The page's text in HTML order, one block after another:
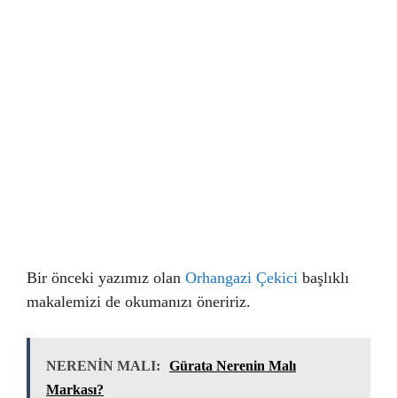
Bir önceki yazımız olan Orhangazi Çekici başlıklı
makalemizi de okumanızı öneririz.
NERENİN MALI:
Gürata Nerenin Malı
Markası?